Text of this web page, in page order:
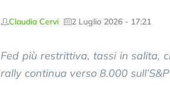
Claudia Cervi 2 Luglio 2026 - 17:21
Fed più restrittiva, tassi in salita,
rally continua verso 8.000